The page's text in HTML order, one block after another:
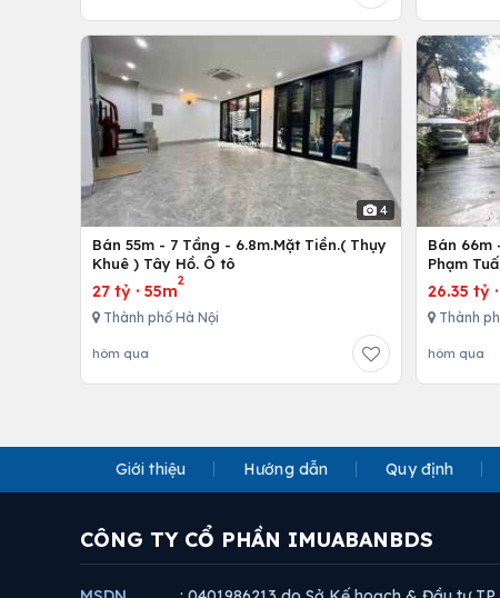
4
Bán 55m - 7 Tầng - 6.8m.Mặt Tiền.( Thụy
Khuê ) Tây Hồ. Ô tô
27 tỷ · 55m
2
Thành phố Hà Nội
hôm qua
Bán 66m
Phạm
26.35 tỷ ·
Thành
hôm qua
Giới thiệu Hướng dẫn Quy định
CÔNG TY CỔ PHẦN IMUABANBDS